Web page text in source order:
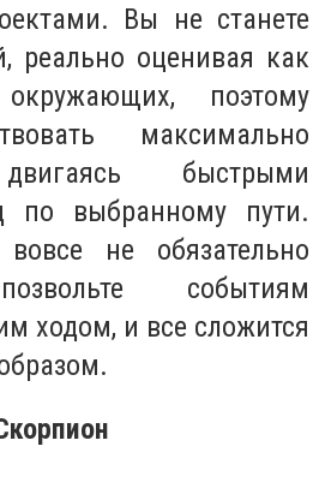
Вы не станете
реально оценивая как
поэтому
максимально
быстрыми
по выбранному пути.
не обязательно
событиям
ходом, и все сложится